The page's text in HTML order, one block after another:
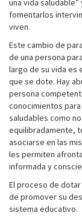
una vida
fomentarlos
viven.
Este cambio de
de una persona
largo de su vida es
que se dote. Hay
persona
conocimientos
saludables como
equilibradamente,
asociarse en las
les permiten
informada y
El proceso de
de promover su
sistema educativo.